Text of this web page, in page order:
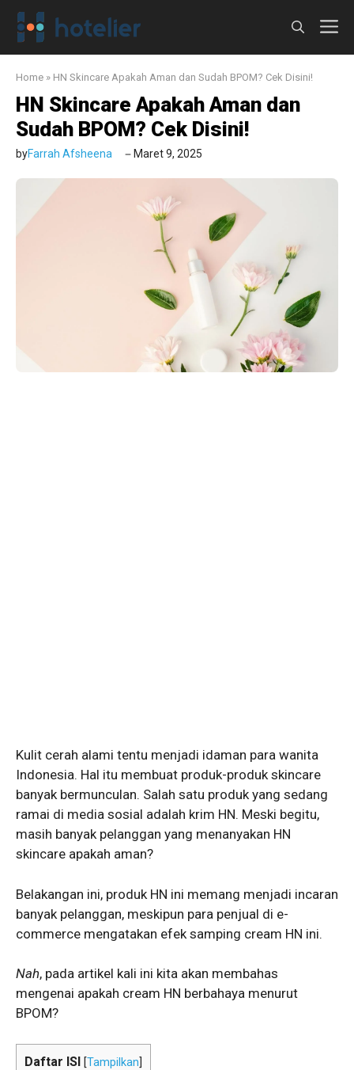
Langsung
Home » HN Skincare Apakah Aman dan Sudah BPOM? Cek Disini!
HN Skincare Apakah Aman dan
Sudah BPOM? Cek Disini!
byFarrah Afsheena Maret 9, 2025
Kulit cerah alami tentu menjadi idaman para wanita
Indonesia. Hal itu membuat produk-produk skincare
banyak bermunculan. Salah satu produk yang sedang
ramai di media sosial adalah krim HN. Meski begitu,
masih banyak pelanggan yang menanyakan HN
skincare apakah aman?
Belakangan ini, produk HN ini memang menjadi incaran
banyak pelanggan, meskipun para penjual di e-
commerce mengatakan efek samping cream HN ini.
Nah, pada artikel kali ini kita akan membahas
mengenai apakah cream HN berbahaya menurut
BPOM?
Daftar ISI [Tampilkan